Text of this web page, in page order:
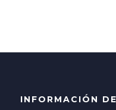
INFORMACIÓN